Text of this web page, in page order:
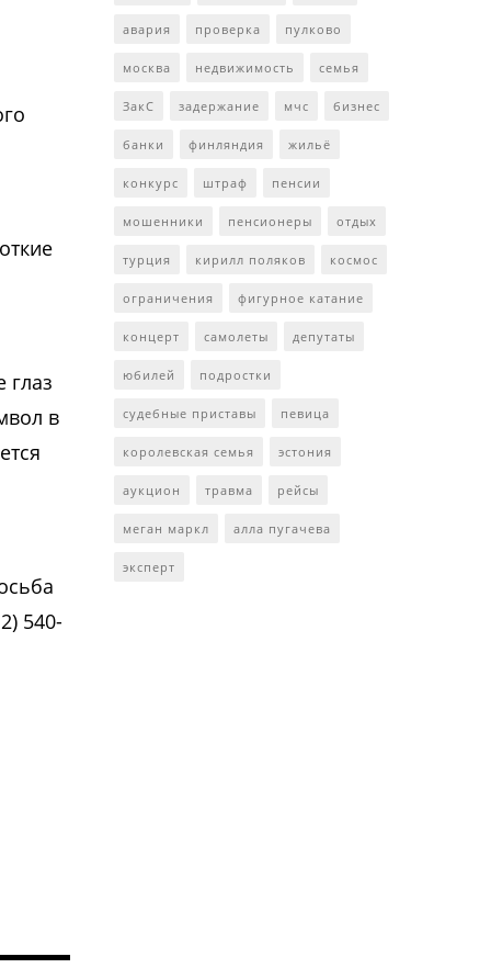
глаз
в
540-
авария проверка пулково
москва недвижимость семья
ЗакС задержание мчс бизнес
банки финляндия жильё
конкурс штраф пенсии
мошенники пенсионеры отдых
турция кирилл поляков космос
ограничения фигурное катание
концерт самолеты депутаты
юбилей подростки
судебные приставы певица
королевская семья эстония
аукцион травма рейсы
меган маркл алла пугачева
эксперт